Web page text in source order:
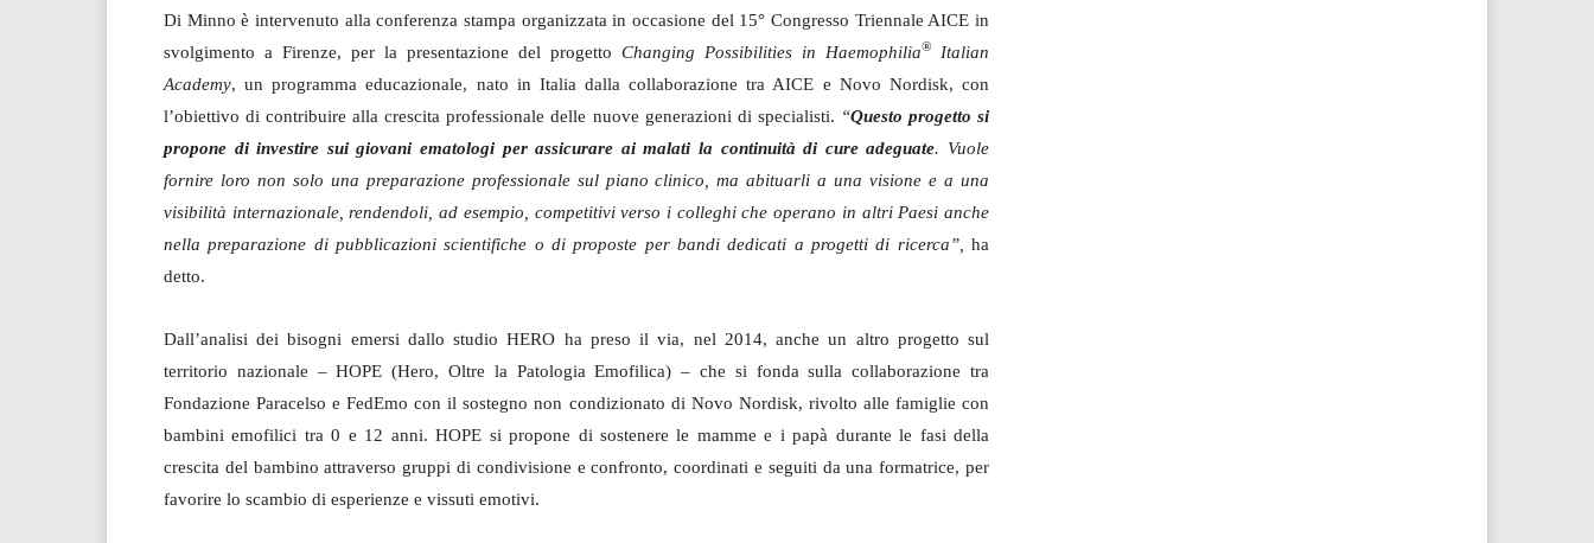
Di Minno è intervenuto alla conferenza stampa organizzata in occasione del 15° Congresso Triennale AICE in
svolgimento a Firenze, per la presentazione del progetto Changing Possibilities in Haemophilia®
Italian
Academy, un programma educazionale, nato in Italia dalla collaborazione tra AICE e Novo Nordisk, con
l’obiettivo di contribuire alla crescita professionale delle nuove generazioni di specialisti. “Questo progetto si
propone di investire sui giovani ematologi per assicurare ai malati la continuità di cure adeguate. Vuole
fornire loro non solo una preparazione professionale sul piano clinico, ma abituarli a una visione e a una
visibilità internazionale, rendendoli, ad esempio, competitivi verso i colleghi che operano in altri Paesi anche
nella preparazione di pubblicazioni scientifiche o di proposte per bandi dedicati a progetti di ricerca”,
ha
detto.
Dall’analisi dei bisogni emersi dallo studio HERO ha preso il via, nel 2014, anche un altro progetto sul
territorio nazionale – HOPE (Hero, Oltre la Patologia Emofilica) – che si fonda sulla collaborazione tra
Fondazione Paracelso e FedEmo con il sostegno non condizionato di Novo Nordisk, rivolto alle famiglie con
bambini emofilici tra 0 e 12 anni. HOPE si propone di sostenere le mamme e i papà durante le fasi della
crescita del bambino attraverso gruppi di condivisione e confronto, coordinati e seguiti da una formatrice, per
favorire lo scambio di esperienze e vissuti emotivi.